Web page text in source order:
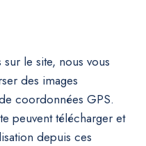
le site, nous vous
des images
coordonnées GPS.
peuvent télécharger et
depuis ces